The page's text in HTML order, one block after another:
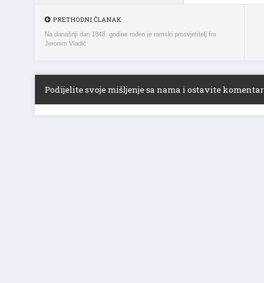
PRETHODNI ČLANAK
Na današnji dan 1848. godine rođen je ramski prosvjetitelj fra
Jeronim Vladić
Podijelite svoje mišljenje sa nama i ostavite komentar